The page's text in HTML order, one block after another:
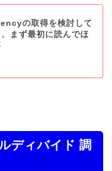
の取得を検討して
まず最初に読んでほ
ディバイド 調